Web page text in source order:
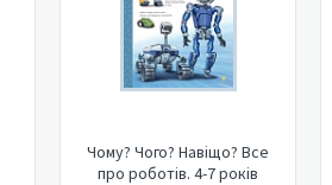
Чому? Чого? Навіщо? Все
про роботів. 4-7 років